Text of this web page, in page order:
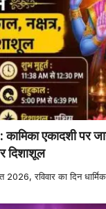
एकादशी पर
दिशाशूल
रविवार का दिन धार्मिक